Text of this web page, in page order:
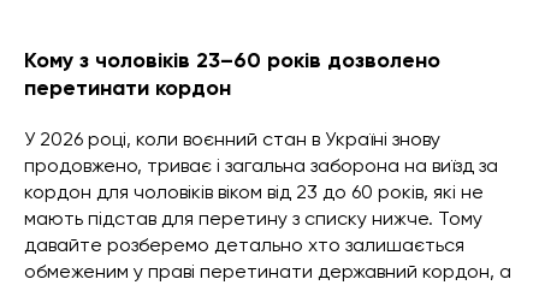
Кому з чоловіків 23–60 років дозволено
перетинати кордон
У 2026 році, коли воєнний стан в Україні знову
продовжено, триває і загальна заборона на виїзд за
кордон для чоловіків віком від 23 до 60 років, які не
мають підстав для перетину з списку нижче. Тому
давайте розберемо детально хто залишається
обмеженим у праві перетинати державний кордон, а